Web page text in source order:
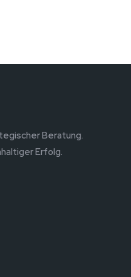
Beratung.
Erfolg.